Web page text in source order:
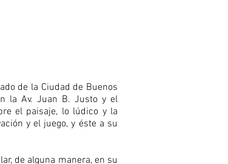
de la Ciudad de Buenos
la Av. Juan B. Justo y el
el paisaje, lo lúdico y la
y el juego, y éste a su
de alguna manera, en su